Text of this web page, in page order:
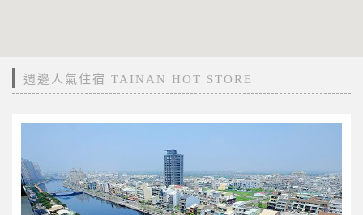
週邊人氣住宿 TAINAN HOT STORE